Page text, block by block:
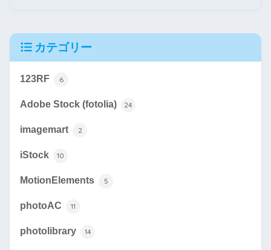
カテゴリー
123RF 6
Adobe Stock (fotolia) 24
imagemart 2
iStock 10
MotionElements 5
photoAC 11
photolibrary 14